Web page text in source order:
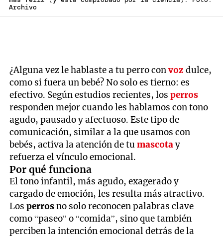
Archivo
¿Alguna vez le hablaste a tu perro convoz dulce,
como si fuera un bebé? No solo es tierno: es
efectivo. Según estudios recientes, losperros
responden mejor cuando les hablamos con tono
agudo, pausado y afectuoso. Este tipo de
comunicación, similar a la que usamos con
bebés, activa la atención de tumascotay
refuerza el vínculo emocional.
Por qué funciona
El tono infantil, más agudo, exagerado y
cargado de emoción, les resulta más atractivo.
Losperrosno solo reconocen palabras clave
como “paseo” o “comida”, sino que también
perciben la intención emocional detrás de la